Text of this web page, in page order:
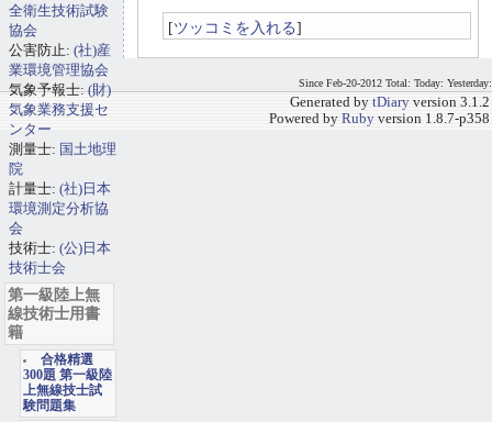
[ツッコミを入れる]
全衛生技術試験
協会
公害防止: (社)産
業環境管理協会
気象予報士:(財)
気象業務支援セ
ンター
測量士: 国土地理
院
計量士: (社)日本
環境測定分析協
会
技術士: (公)日本
技術士会
第一級陸上無
線技術士用書
籍
合格精選
300題 第一級陸
上無線技士試
験問題集
Since Feb-20-2012 Total: Today: Yesterday:
Generated by tDiary version 3.1.2
Powered by Ruby version 1.8.7-p358